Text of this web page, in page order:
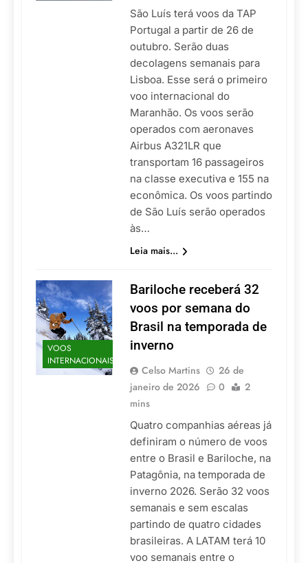
São Luís terá voos da TAP
Portugal a partir de 26 de
outubro. Serão duas
decolagens semanais para
Lisboa. Esse será o primeiro
voo internacional do
Maranhão. Os voos serão
operados com aeronaves
Airbus A321LR que
transportam 16 passageiros
na classe executiva e 155 na
econômica. Os voos partindo
de São Luís serão operados
às…
Leia mais...
VOOS
INTERNACIONAIS
Bariloche receberá 32
voos por semana do
Brasil na temporada de
inverno
Celso Martins
26 de
janeiro de 2026
0
2
mins
Quatro companhias aéreas já
definiram o número de voos
entre o Brasil e Bariloche, na
Patagônia, na temporada de
inverno 2026. Serão 32 voos
semanais e sem escalas
partindo de quatro cidades
brasileiras. A LATAM terá 10
voo semanais entre o